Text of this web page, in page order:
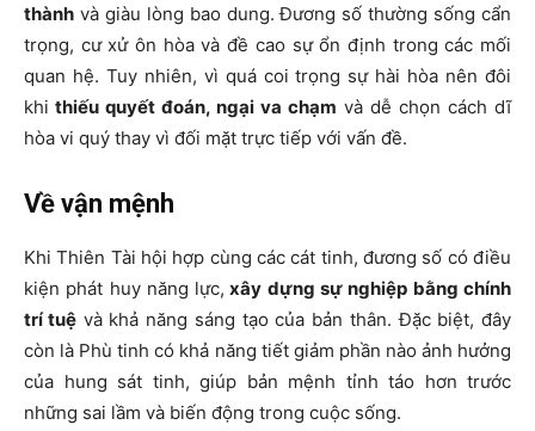
thành và giàu lòng bao dung. Đương số thường sống cẩn
trọng, cư xử ôn hòa và đề cao sự ổn định trong các mối
quan hệ. Tuy nhiên, vì quá coi trọng sự hài hòa nên đôi
khi thiếu quyết đoán, ngại va chạm và dễ chọn cách dĩ
hòa vi quý thay vì đối mặt trực tiếp với vấn đề.
Về vận mệnh
Khi Thiên Tài hội hợp cùng các cát tinh, đương số có điều
kiện phát huy năng lực, xây dựng sự nghiệp bằng chính
trí tuệ và khả năng sáng tạo của bản thân. Đặc biệt, đây
còn là Phù tinh có khả năng tiết giảm phần nào ảnh hưởng
của hung sát tinh, giúp bản mệnh tỉnh táo hơn trước
những sai lầm và biến động trong cuộc sống.